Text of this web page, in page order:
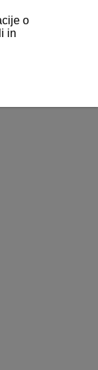
o
in